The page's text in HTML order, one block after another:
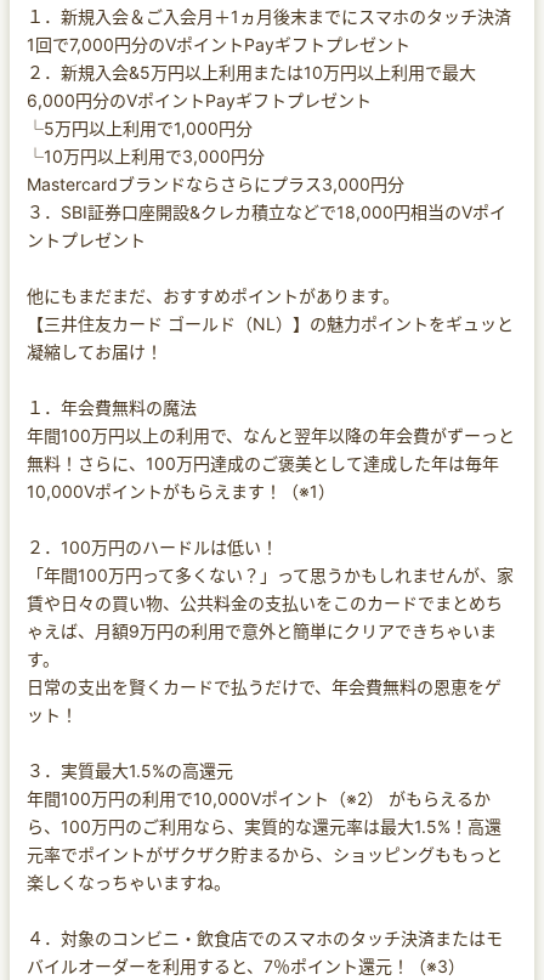
１．新規入会＆ご入会月＋1ヵ月後末までにスマホのタッチ決済
1回で7,000円分のVポイントPayギフトプレゼント
２．新規入会&5万円以上利用または10万円以上利用で最大
6,000円分のVポイントPayギフトプレゼント
└5万円以上利用で1,000円分
└10万円以上利用で3,000円分
Mastercardブランドならさらにプラス3,000円分
３．SBI証券口座開設&クレカ積立などで18,000円相当のVポイ
ントプレゼント
他にもまだまだ、おすすめポイントがあります。
【三井住友カード ゴールド（NL）】の魅力ポイントをギュッと
凝縮してお届け！
１．年会費無料の魔法
年間100万円以上の利用で、なんと翌年以降の年会費がずーっと
無料！さらに、100万円達成のご褒美として達成した年は毎年
10,000Vポイントがもらえます！（※1）
２．100万円のハードルは低い！
「年間100万円って多くない？」って思うかもしれませんが、家
賃や日々の買い物、公共料金の支払いをこのカードでまとめち
ゃえば、月額9万円の利用で意外と簡単にクリアできちゃいま
す。
日常の支出を賢くカードで払うだけで、年会費無料の恩恵をゲ
ット！
３．実質最大1.5%の高還元
年間100万円の利用で10,000Vポイント（※2） がもらえるか
ら、100万円のご利用なら、実質的な還元率は最大1.5%！高還
元率でポイントがザクザク貯まるから、ショッピングももっと
楽しくなっちゃいますね。
４．対象のコンビニ・飲食店でのスマホのタッチ決済またはモ
バイルオーダーを利用すると、7％ポイント還元！（※3）